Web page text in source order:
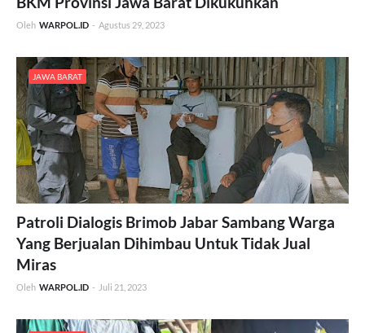
Oleh WARPOL.ID - Agustus 29, 2023
JAWA BARAT
Patroli Dialogis Brimob Jabar Sambang Warga
Yang Berjualan Dihimbau Untuk Tidak Jual
Miras
Oleh WARPOL.ID - Juli 21, 2023